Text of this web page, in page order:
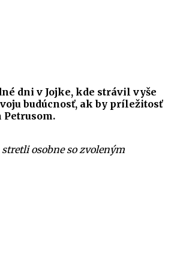
dni v Jojke, kde strávil vyše
budúcnosť, ak by príležitosť
osobne so zvoleným